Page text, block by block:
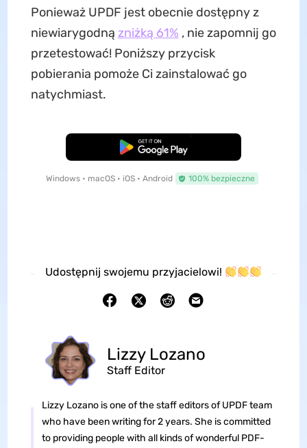
Ponieważ UPDF jest obecnie dostępny z
niewiarygodną zniżką 61% , nie zapomnij go
przetestować! Poniższy przycisk
pobierania pomoże Ci zainstalować go
natychmiast.
Pobierz za darmo
Windows • macOS • iOS • Android 100% bezpieczne
Udostępnij swojemu przyjacielowi!
Lizzy Lozano
Staff Editor
Lizzy Lozano is one of the staff editors of UPDF team
who have been writing for 2 years. She is committed
to providing people with all kinds of wonderful PDF-